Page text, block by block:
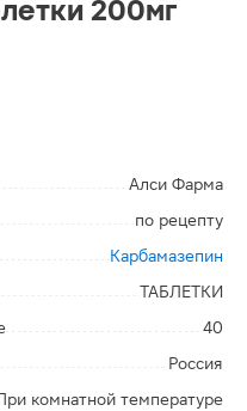
200мг
Алси Фарма
по рецепту
Карбамазепин
ТАБЛЕТКИ
40
Россия
комнатной температуре